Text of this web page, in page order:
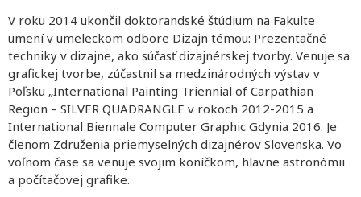
V roku 2014 ukončil doktorandské štúdium na Fakulte
umení v umeleckom odbore Dizajn témou: Prezentačné
techniky v dizajne, ako súčasť dizajnérskej tvorby. Venuje sa
grafickej tvorbe, zúčastnil sa medzinárodných výstav v
Poľsku „International Painting Triennial of Carpathian
Region – SILVER QUADRANGLE v rokoch 2012-2015 a
International Biennale Computer Graphic Gdynia 2016. Je
členom Združenia priemyselných dizajnérov Slovenska. Vo
voľnom čase sa venuje svojim koníčkom, hlavne astronómii
a počítačovej grafike.